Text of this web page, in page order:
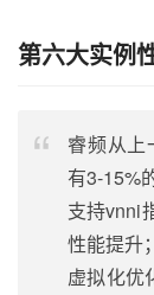
第六大实例
睿频从上
有3-15%
支持vnni
性能提升；
虚拟化优